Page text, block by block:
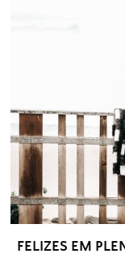
FELIZES EM